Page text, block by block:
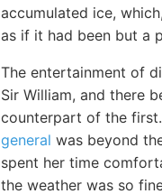
accumulated ice,
as if it had been but a
The entertainment of
Sir William, and there
counterpart of the
general was beyond
spent her time
the weather was so